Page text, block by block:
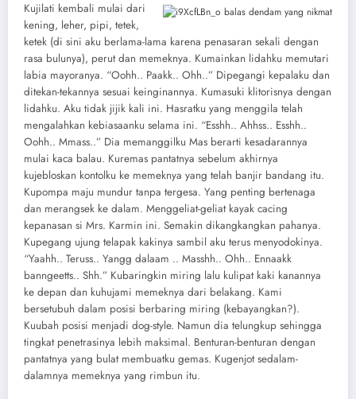
Kujilati kembali mulai dari
kening, leher, pipi, tetek,
ketek (di sini aku berlama-lama karena penasaran sekali dengan
rasa bulunya), perut dan memeknya. Kumainkan lidahku memutari
labia mayoranya. “Oohh.. Paakk.. Ohh..” Dipegangi kepalaku dan
ditekan-tekannya sesuai keinginannya. Kumasuki klitorisnya dengan
lidahku. Aku tidak jijik kali ini. Hasratku yang menggila telah
mengalahkan kebiasaanku selama ini. “Esshh.. Ahhss.. Esshh..
Oohh.. Mmass..” Dia memanggilku Mas berarti kesadarannya
mulai kaca balau. Kuremas pantatnya sebelum akhirnya
kujebloskan kontolku ke memeknya yang telah banjir bandang itu.
Kupompa maju mundur tanpa tergesa. Yang penting bertenaga
dan merangsek ke dalam. Menggeliat-geliat kayak cacing
kepanasan si Mrs. Karmin ini. Semakin dikangkangkan pahanya.
Kupegang ujung telapak kakinya sambil aku terus menyodokinya.
“Yaahh.. Teruss.. Yangg dalaam .. Masshh.. Ohh.. Ennaakk
banngeetts.. Shh.” Kubaringkin miring lalu kulipat kaki kanannya
ke depan dan kuhujami memeknya dari belakang. Kami
bersetubuh dalam posisi berbaring miring (kebayangkan?).
Kuubah posisi menjadi dog-style. Namun dia telungkup sehingga
tingkat penetrasinya lebih maksimal. Benturan-benturan dengan
pantatnya yang bulat membuatku gemas. Kugenjot sedalam-
dalamnya memeknya yang rimbun itu.